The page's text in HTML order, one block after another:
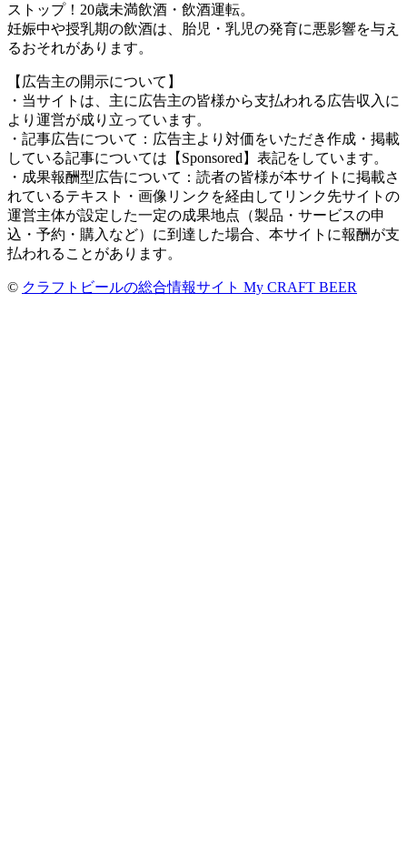
ストップ！20歳未満飲酒・飲酒運転。
妊娠中や授乳期の飲酒は、胎児・乳児の発育に悪影響を与え
るおそれがあります。
【広告主の開示について】
・当サイトは、主に広告主の皆様から支払われる広告収入に
より運営が成り立っています。
・記事広告について：広告主より対価をいただき作成・掲載
している記事については【Sponsored】表記をしています。
・成果報酬型広告について：読者の皆様が本サイトに掲載さ
れているテキスト・画像リンクを経由してリンク先サイトの
運営主体が設定した一定の成果地点（製品・サービスの申
込・予約・購入など）に到達した場合、本サイトに報酬が支
払われることがあります。
© クラフトビールの総合情報サイト My CRAFT BEER